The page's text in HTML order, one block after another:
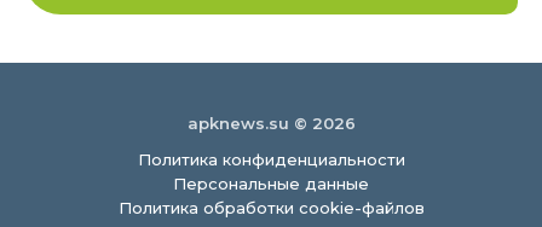
apknews.su © 2026
Политика конфиденциальности
Персональные данные
Политика обработки cookie-файлов